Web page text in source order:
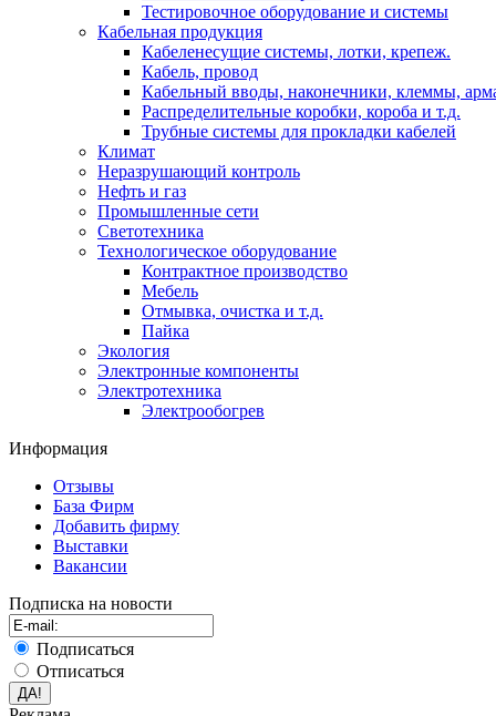
Тестировочное оборудование и системы
Кабельная продукция
Кабеленесущие системы, лотки, крепеж.
Кабель, провод
Кабельный вводы, наконечники, клеммы,
Распределительные коробки, короба и т.д.
Трубные системы для прокладки кабелей
Климат
Неразрушающий контроль
Нефть и газ
Промышленные сети
Светотехника
Технологическое оборудование
Контрактное производство
Мебель
Отмывка, очистка и т.д.
Пайка
Экология
Электронные компоненты
Электротехника
Электрообогрев
Информация
Отзывы
База Фирм
Добавить фирму
Выставки
Вакансии
Подписка на новости
Подписаться
Отписаться